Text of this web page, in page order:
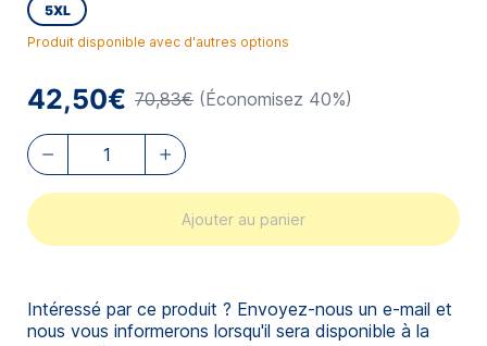
5XL
Produit disponible avec d'autres options
42,50€ 70,83€ (Économisez 40%)
Ajouter au panier
Intéressé par ce produit ? Envoyez-nous un e-mail et
nous vous informerons lorsqu'il sera disponible à la